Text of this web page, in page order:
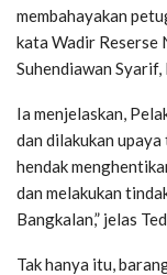
membahayakan
kata Wadir Reserse
Suhendiawan
Ia menjelaskan,
dan dilakukan
hendak
dan melakukan
Bangkalan,” jelas
Tak hanya itu,